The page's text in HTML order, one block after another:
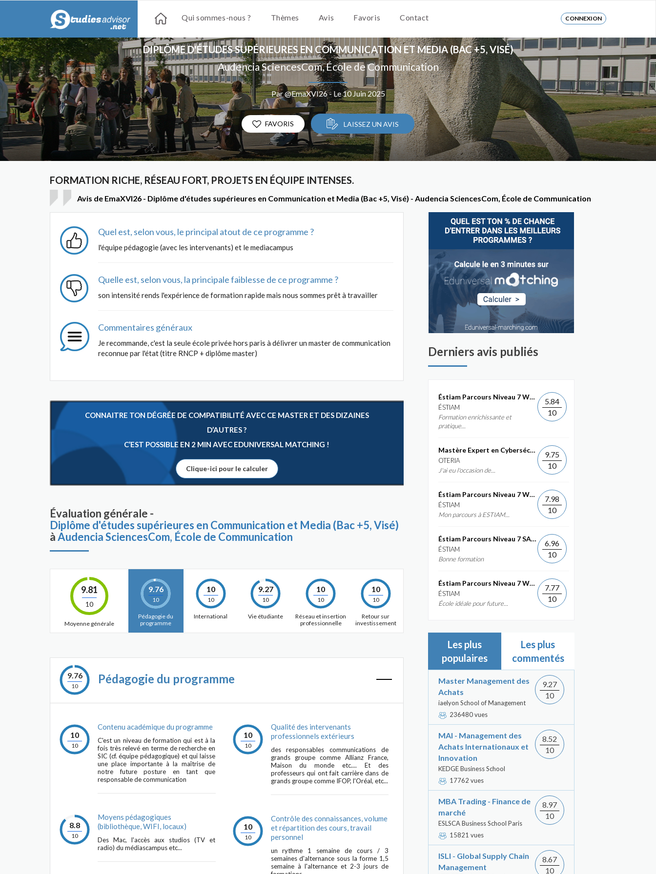
Qui sommes-nous ? Thèmes Avis Favoris Contact CONNEXION
DIPLÔME D'ÉTUDES SUPÉRIEURES EN COMMUNICATION ET MEDIA (BAC +5, VISÉ)
Audencia SciencesCom, École de Communication
Par @EmaXVI26 - Le 10 Juin 2025
FAVORIS LAISSEZ UN AVIS
FORMATION RICHE, RÉSEAU FORT, PROJETS EN ÉQUIPE INTENSES.
Avis de EmaXVI26 - Diplôme d'études supérieures en Communication et Media (Bac +5, Visé) - Audencia SciencesCom, École de Communication
Quel est, selon vous, le principal atout de ce programme ?
l'équipe pédagogie (avec les intervenants) et le mediacampus
Quelle est, selon vous, la principale faiblesse de ce programme ?
son intensité rends l'expérience de formation rapide mais nous sommes prêt à travailler
Commentaires généraux
Je recommande, c'est la seule école privée hors paris à délivrer un master de communication
reconnue par l'état (titre RNCP + diplôme master)
CONNAITRE TON DÉGRÉE DE COMPATIBILITÉ AVEC CE MASTER ET DES DIZAINES
D’AUTRES ?
C’EST POSSIBLE EN 2 MIN AVEC EDUNIVERSAL MATCHING !
Clique-ici pour le calculer
Évaluation générale -
Diplôme d'études supérieures en Communication et Media (Bac +5, Visé)
àAudencia SciencesCom, École de Communication
9.81
10
Moyenne générale
9.76
10
Pédagogie du
programme
10
10
International
9.27
10
Vie étudiante
10
10
Réseau et insertion
professionnelle
10
10
Retour sur
investissement
9.76
10
Pédagogie du programme
10
10
Contenu académique du programme
C'est un niveau de formation qui est à la
fois très relevé en terme de recherche en
SIC (cf. équipe pédagogique) et qui laisse
une place importante à la maîtrise de
notre future posture en tant que
responsable de communication
8.8
10
Moyens pédagogiques
(bibliothèque, WIFI, locaux)
Des Mac, l'accès aux studios (TV et
radio) du médiascampus etc...
10
10
Qualité des intervenants
professionnels extérieurs
des responsables communications de
grands groupe comme Allianz France,
Maison du monde etc.... Et des
professeurs qui ont fait carrière dans de
grands groupe comme IFOP, l'Oréal, etc...
10
10
Contrôle des connaissances, volume
et répartition des cours, travail
personnel
un rythme 1 semaine de cours / 3
semaines d'alternance sous la forme 1,5
semaine à l'alternance et 2-3 jours de
Derniers avis publiés
Éstiam Parcours Niveau 7 Web &...
ÉSTIAM
Formation enrichissante et
pratique...
5.84
10
Mastère Expert en Cybersécurité
OTERIA
J'ai eu l'occasion de...
9.75
10
Éstiam Parcours Niveau 7 Web &...
ÉSTIAM
Mon parcours à ESTIAM...
7.98
10
Éstiam Parcours Niveau 7 SAP ERP...
ÉSTIAM
Bonne formation
6.96
10
Éstiam Parcours Niveau 7 Web &...
ÉSTIAM
École idéale pour future...
7.77
10
Les plus
populaires
Les plus
commentés
Master Management des
Achats
iaelyon School of Management
236480 vues
9.27
10
MAI - Management des
Achats Internationaux et
Innovation
KEDGE Business School
17762 vues
8.52
10
MBA Trading - Finance de
marché
ESLSCA Business School Paris
15821 vues
8.97
10
ISLI - Global Supply Chain
Management
8.67
10